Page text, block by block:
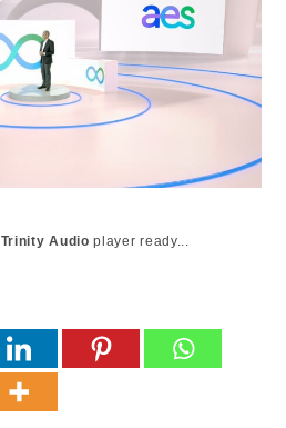
Trinity Audio player ready...